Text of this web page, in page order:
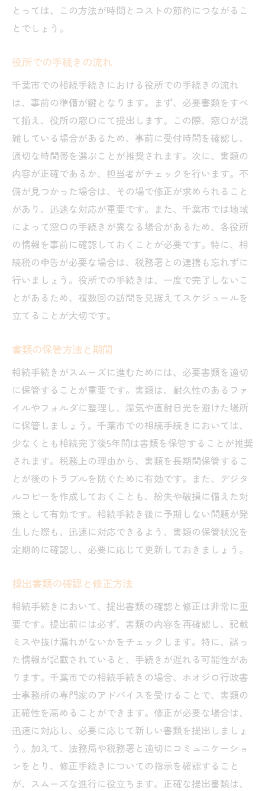
とっては、この方法が時間とコストの節約につながるこ
とでしょう。
役所での手続きの流れ
千葉市での相続手続きにおける役所での手続きの流れ
は、事前の準備が鍵となります。まず、必要書類をすべ
て揃え、役所の窓口にて提出します。この際、窓口が混
雑している場合があるため、事前に受付時間を確認し、
適切な時間帯を選ぶことが推奨されます。次に、書類の
内容が正確であるか、担当者がチェックを行います。不
備が見つかった場合は、その場で修正が求められること
があり、迅速な対応が重要です。また、千葉市では地域
によって窓口の手続きが異なる場合があるため、各役所
の情報を事前に確認しておくことが必要です。特に、相
続税の申告が必要な場合は、税務署との連携も忘れずに
行いましょう。役所での手続きは、一度で完了しないこ
とがあるため、複数回の訪問を見据えてスケジュールを
立てることが大切です。
書類の保管方法と期間
相続手続きがスムーズに進むためには、必要書類を適切
に保管することが重要です。書類は、耐久性のあるファ
イルやフォルダに整理し、湿気や直射日光を避けた場所
に保管しましょう。千葉市での相続手続きにおいては、
少なくとも相続完了後5年間は書類を保管することが推奨
されます。税務上の理由から、書類を長期間保管するこ
とが後のトラブルを防ぐために有効です。また、デジタ
ルコピーを作成しておくことも、紛失や破損に備えた対
策として有効です。相続手続き後に予期しない問題が発
生した際も、迅速に対応できるよう、書類の保管状況を
定期的に確認し、必要に応じて更新しておきましょう。
提出書類の確認と修正方法
相続手続きにおいて、提出書類の確認と修正は非常に重
要です。提出前には必ず、書類の内容を再確認し、記載
ミスや抜け漏れがないかをチェックします。特に、誤っ
た情報が記載されていると、手続きが遅れる可能性があ
ります。千葉市での相続手続きの場合、ホオジロ行政書
士事務所の専門家のアドバイスを受けることで、書類の
正確性を高めることができます。修正が必要な場合は、
迅速に対応し、必要に応じて新しい書類を提出しましょ
う。加えて、法務局や税務署と適切にコミュニケーショ
ンをとり、修正手続きについての指示を確認すること
が、スムーズな進行に役立ちます。正確な提出書類は、